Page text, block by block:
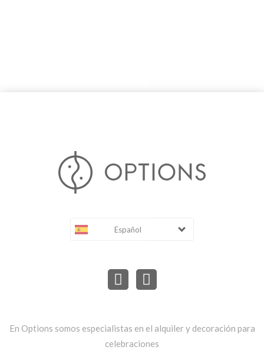
Español
En Options somos especialistas en el alquiler y decoración para
celebraciones